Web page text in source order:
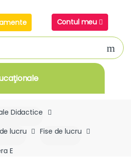
Contul meu
Didactice
lucru
Fise de lucru
E